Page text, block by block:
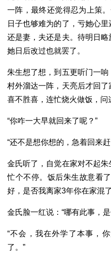
一阵，最终还觉得忍为上策
日子也够难为的了，亏她心
还是妻，夫还是夫。待明日
她日后改过也就罢了。
朱生想了想，到五更听门一
村外溜达一阵，天亮后才回了
喜不胜喜，连忙烧火做饭，问
“你咋一大早就回来了呢？”
“还不是想你想的，急着回来
金氏听了，自觉在家对不起
忙个不停。饭后朱生故意看
好，是否我离家3年你在家混
金氏脸一红说：“哪有此事，
“不会，我在外学了本事，
了。”